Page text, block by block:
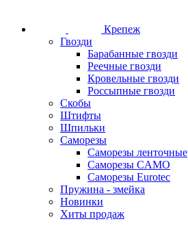
Крепеж
Гвозди
Барабанные гвозди
Реечные гвозди
Кровельные гвозди
Россыпные гвозди
Скобы
Штифты
Шпильки
Саморезы
Саморезы ленточные
Саморезы CAMO
Саморезы Eurotec
Пружина - змейка
Новинки
Хиты продаж